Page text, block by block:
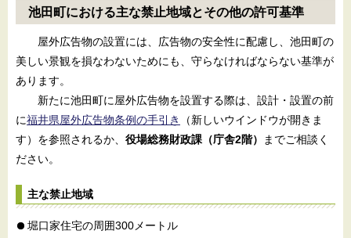
池田町における主な禁止地域とその他の許可基準
屋外広告物の設置には、広告物の安全性に配慮し、池田町の
美しい景観を損なわないためにも、守らなければならない基準が
あります。
新たに池田町に屋外広告物を設置する際は、設計・設置の前
に福井県屋外広告物条例の手引き
（新しいウインドウが開きま
す）を参照されるか、 役場総務財政課（庁舎2階）
までご相談く
ださい。
主な禁止地域
堀口家住宅の周囲300メートル